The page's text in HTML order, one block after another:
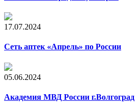
17.07.2024
Сеть аптек «Апрель» по России
05.06.2024
Академия МВД России г.Волгоград